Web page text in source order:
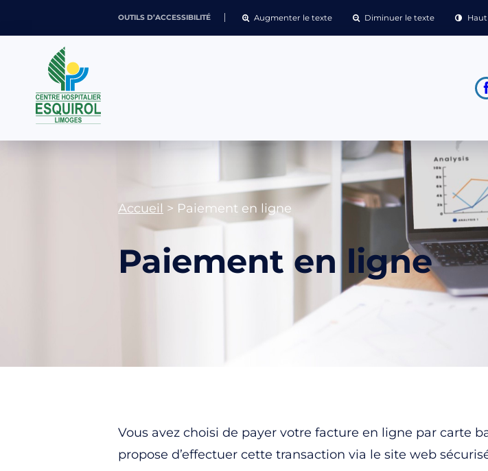
OUTILS D’ACCESSIBILITÉ Augmenter le texte Diminuer le texte
Accueil > Paiement en ligne
Paiement en ligne
Vous avez choisi de payer votre facture en ligne par carte
propose d’effectuer cette transaction via le site web